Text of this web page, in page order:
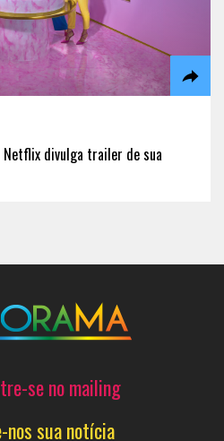
Netflix divulga trailer de sua
se no mailing
nos sua notícia